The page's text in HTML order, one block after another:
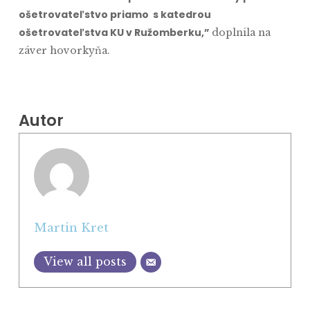
ošetrovateľstvo priamo s katedrou
ošetrovateľstva KU v Ružomberku,” doplnila na
záver hovorkyňa.
Autor
Martin Kret
View all posts